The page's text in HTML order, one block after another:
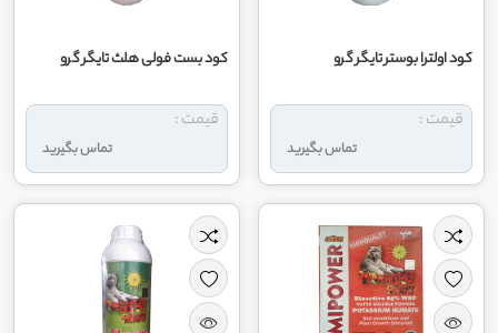
کود اولترا بوستر تایگر گرو
تماس بگیرید
قیمت :
کود بست فولی هلث تایگر گرو
تماس بگیرید
قیمت :